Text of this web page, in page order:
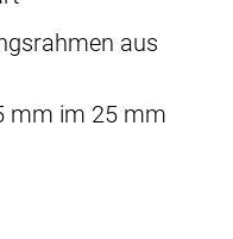
aus
mm im 25 mm